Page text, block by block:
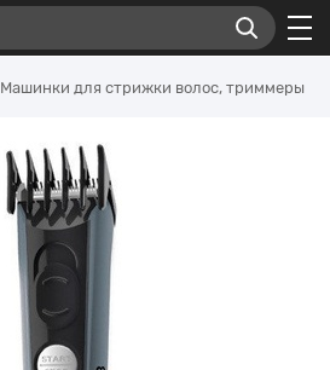
Машинки для стрижки волос, триммеры